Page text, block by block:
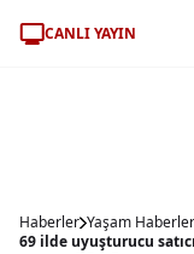
CANLI YAYIN
Haberler Yaşam
69 ilde uyuşturucu